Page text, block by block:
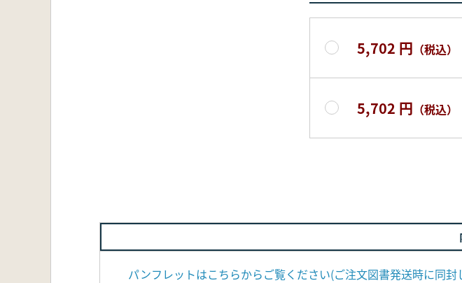
5,702 円 （税込）
5,702 円 （税込）
パンフレットはこちらからご覧ください(ご注文図書発送時に同封